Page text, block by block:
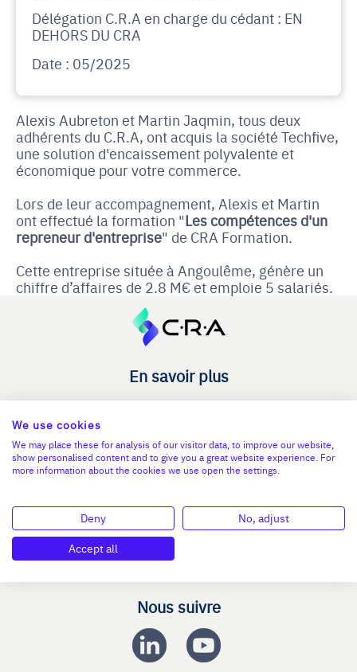
Délégation C.R.A en charge du cédant : EN
DEHORS DU CRA
Date : 05/2025
Alexis Aubreton et Martin Jaqmin, tous deux
adhérents du C.R.A, ont acquis la société Techfive,
une solution d'encaissement polyvalente et
économique pour votre commerce.
Lors de leur accompagnement, Alexis et Martin
ont effectué la formation "Les compétences d'un
repreneur d'entreprise" de CRA Formation.
Cette entreprise située à Angoulême, génère un
chiffre d’affaires de 2.8 M€ et emploie 5 salariés.
En savoir plus
Le C.R.A - qui sommes-nous ?
Cession entreprise
Nous contacter
Mentions légales
Connexion
Nous suivre
We use cookies
We may place these for analysis of our visitor data, to improve our website,
show personalised content and to give you a great website experience. For
more information about the cookies we use open the settings.
Deny
No, adjust
Accept all